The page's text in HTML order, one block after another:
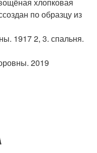
по образцу из
1917 2, 3. спальня.
2019